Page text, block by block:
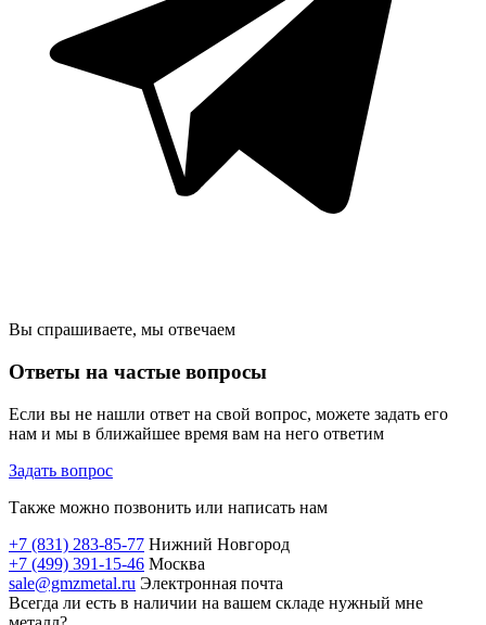
Вы спрашиваете, мы отвечаем
Ответы на частые вопросы
Если вы не нашли ответ на свой вопрос, можете задать его
нам и мы в ближайшее время вам на него ответим
Задать вопрос
Также можно позвонить или написать нам
+7 (831) 283-85-77 Нижний Новгород
+7 (499) 391-15-46 Москва
sale@gmzmetal.ru Электронная почта
Всегда ли есть в наличии на вашем складе нужный мне